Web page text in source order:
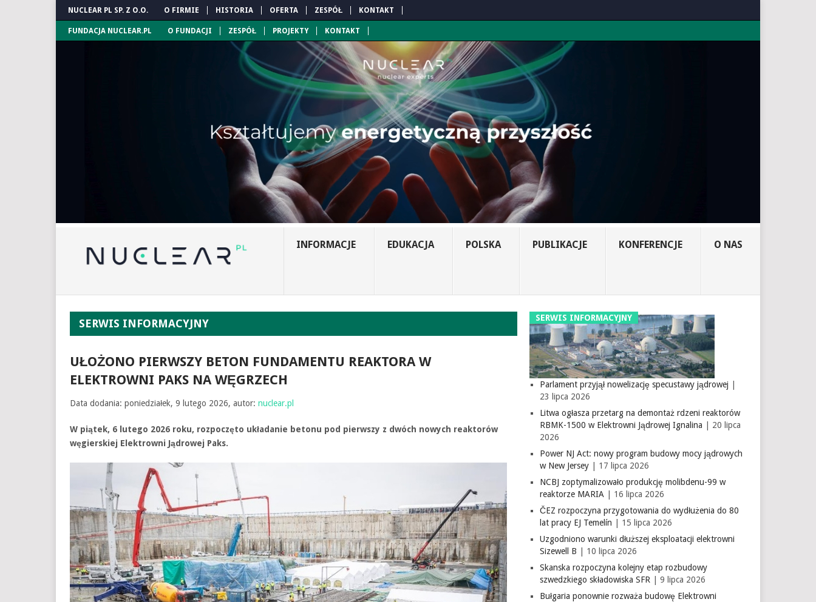
NUCLEAR PL SP. Z O.O. O FIRMIE HISTORIA OFERTA ZESPÓŁ KONTAKT
FUNDACJA NUCLEAR.PL O FUNDACJI ZESPÓŁ PROJEKTY KONTAKT
INFORMACJE EDUKACJA POLSKA PUBLIKACJE KONFERENCJE O NAS
SERWIS INFORMACYJNY
UŁOŻONO PIERWSZY BETON FUNDAMENTU REAKTORA W
ELEKTROWNI PAKS NA WĘGRZECH
Data dodania: poniedziałek, 9 lutego 2026, autor:nuclear.pl
W piątek, 6 lutego 2026 roku, rozpoczęto układanie betonu pod pierwszy z dwóch nowych reaktorów
węgierskiej Elektrowni Jądrowej Paks.
SERWIS INFORMACYJNY
Parlament przyjął nowelizację specustawy jądrowej
23 lipca 2026
Litwa ogłasza przetarg na demontaż rdzeni reaktorów
RBMK-1500 w Elektrowni Jądrowej Ignalina | 20 lipca
2026
Power NJ Act: nowy program budowy mocy jądrowych
w New Jersey | 17 lipca 2026
NCBJ zoptymalizowało produkcję molibdenu-99 w
reaktorze MARIA | 16 lipca 2026
ČEZ rozpoczyna przygotowania do wydłużenia do 80
lat pracy EJ Temelín | 15 lipca 2026
Uzgodniono warunki dłuższej eksploatacji elektrowni
Sizewell B | 10 lipca 2026
Skanska rozpoczyna kolejny etap rozbudowy
szwedzkiego składowiska SFR | 9 lipca 2026
Bułgaria ponownie rozważa budowę Elektrowni